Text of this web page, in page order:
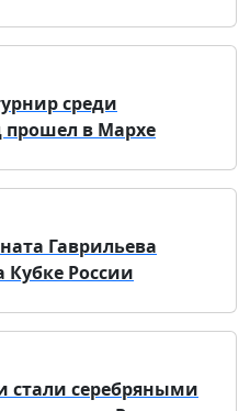
среди
в Мархе
Гаврильева
Кубке России
стали серебряными